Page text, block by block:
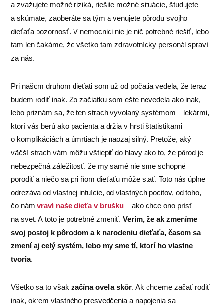
a zvažujete možné riziká, riešite možné situácie, študujete
a skúmate, zaoberáte sa tým a venujete pôrodu svojho
dieťaťa pozornosť. V nemocnici nie je nič potrebné riešiť, lebo
tam len čakáme, že všetko tam zdravotnícky personál spraví
za nás.
Pri našom druhom dieťati som už od počatia vedela, že teraz
budem rodiť inak. Zo začiatku som ešte nevedela ako inak,
lebo priznám sa, že ten strach vyvolaný systémom – lekármi,
ktorí vás berú ako pacienta a držia v hrsti štatistikami
o komplikáciách a úmrtiach je naozaj silný. Pretože, aký
väčší strach vám môžu vštiepiť do hlavy ako to, že pôrod je
nebezpečná záležitosť, že my samé nie sme schopné
porodiť a niečo sa pri ňom dieťaťu môže stať. Toto nás úplne
odrezáva od vlastnej intuície, od vlastných pocitov, od toho,
čo nám vraví naše dieťa v brušku – ako chce ono prísť
na svet. A toto je potrebné zmeniť.Verím, že ak zmeníme
svoj postoj k pôrodom a k narodeniu dieťaťa, časom sa
zmení aj celý systém, lebo my sme tí, ktorí ho vlastne
tvoria.
Všetko sa to všakzačína oveľa skôr. Ak chceme začať rodiť
inak, okrem vlastného presvedčenia a napojenia sa